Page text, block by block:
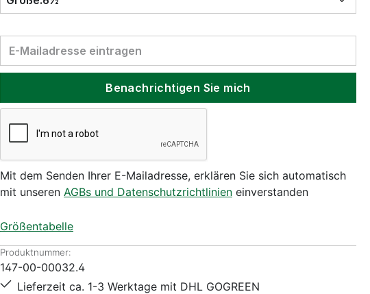
Benachrichtigen Sie mich
Mit dem Senden Ihrer E-Mailadresse, erklären Sie sich automatisch
mit unseren AGBs und Datenschutzrichtlinien einverstanden
Größentabelle
Produktnummer:
147-00-00032.4
Lieferzeit ca. 1-3 Werktage mit DHL GOGREEN